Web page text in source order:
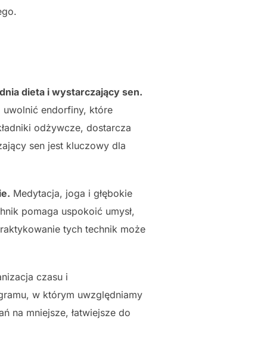
dieta i wystarczający sen.
uwolnić endorfiny, które
odżywcze, dostarcza
sen jest kluczowy dla
Medytacja, joga i głębokie
pomaga uspokoić umysł,
tych technik może
czasu i
w którym uwzględniamy
na mniejsze, łatwiejsze do